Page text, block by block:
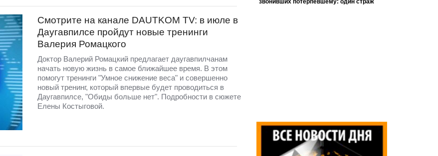
Смотрите на канале DAUTKOM TV: в июле в
Даугавпилсе пройдут новые тренинги
Валерия Ромацкого
Доктор Валерий Ромацкий предлагает даугавпилчанам
начать новую жизнь в самое ближайшее время. В этом
помогут тренинги "Умное снижение веса" и совершенно
новый тренинг, который впервые будет проводиться в
Даугавпилсе, "Обиды больше нет". Подробности в сюжете
Елены Костыговой.